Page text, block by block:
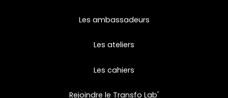
Les ambassadeurs
Les ateliers
Les cahiers
Rejoindre le Transfo Lab'